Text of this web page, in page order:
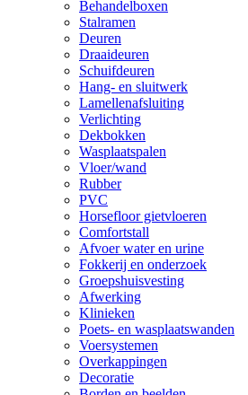
Behandelboxen
Stalramen
Deuren
Draaideuren
Schuifdeuren
Hang- en sluitwerk
Lamellenafsluiting
Verlichting
Dekbokken
Wasplaatspalen
Vloer/wand
Rubber
PVC
Horsefloor gietvloeren
Comfortstall
Afvoer water en urine
Fokkerij en onderzoek
Groepshuisvesting
Afwerking
Klinieken
Poets- en wasplaatswanden
Voersystemen
Overkappingen
Decoratie